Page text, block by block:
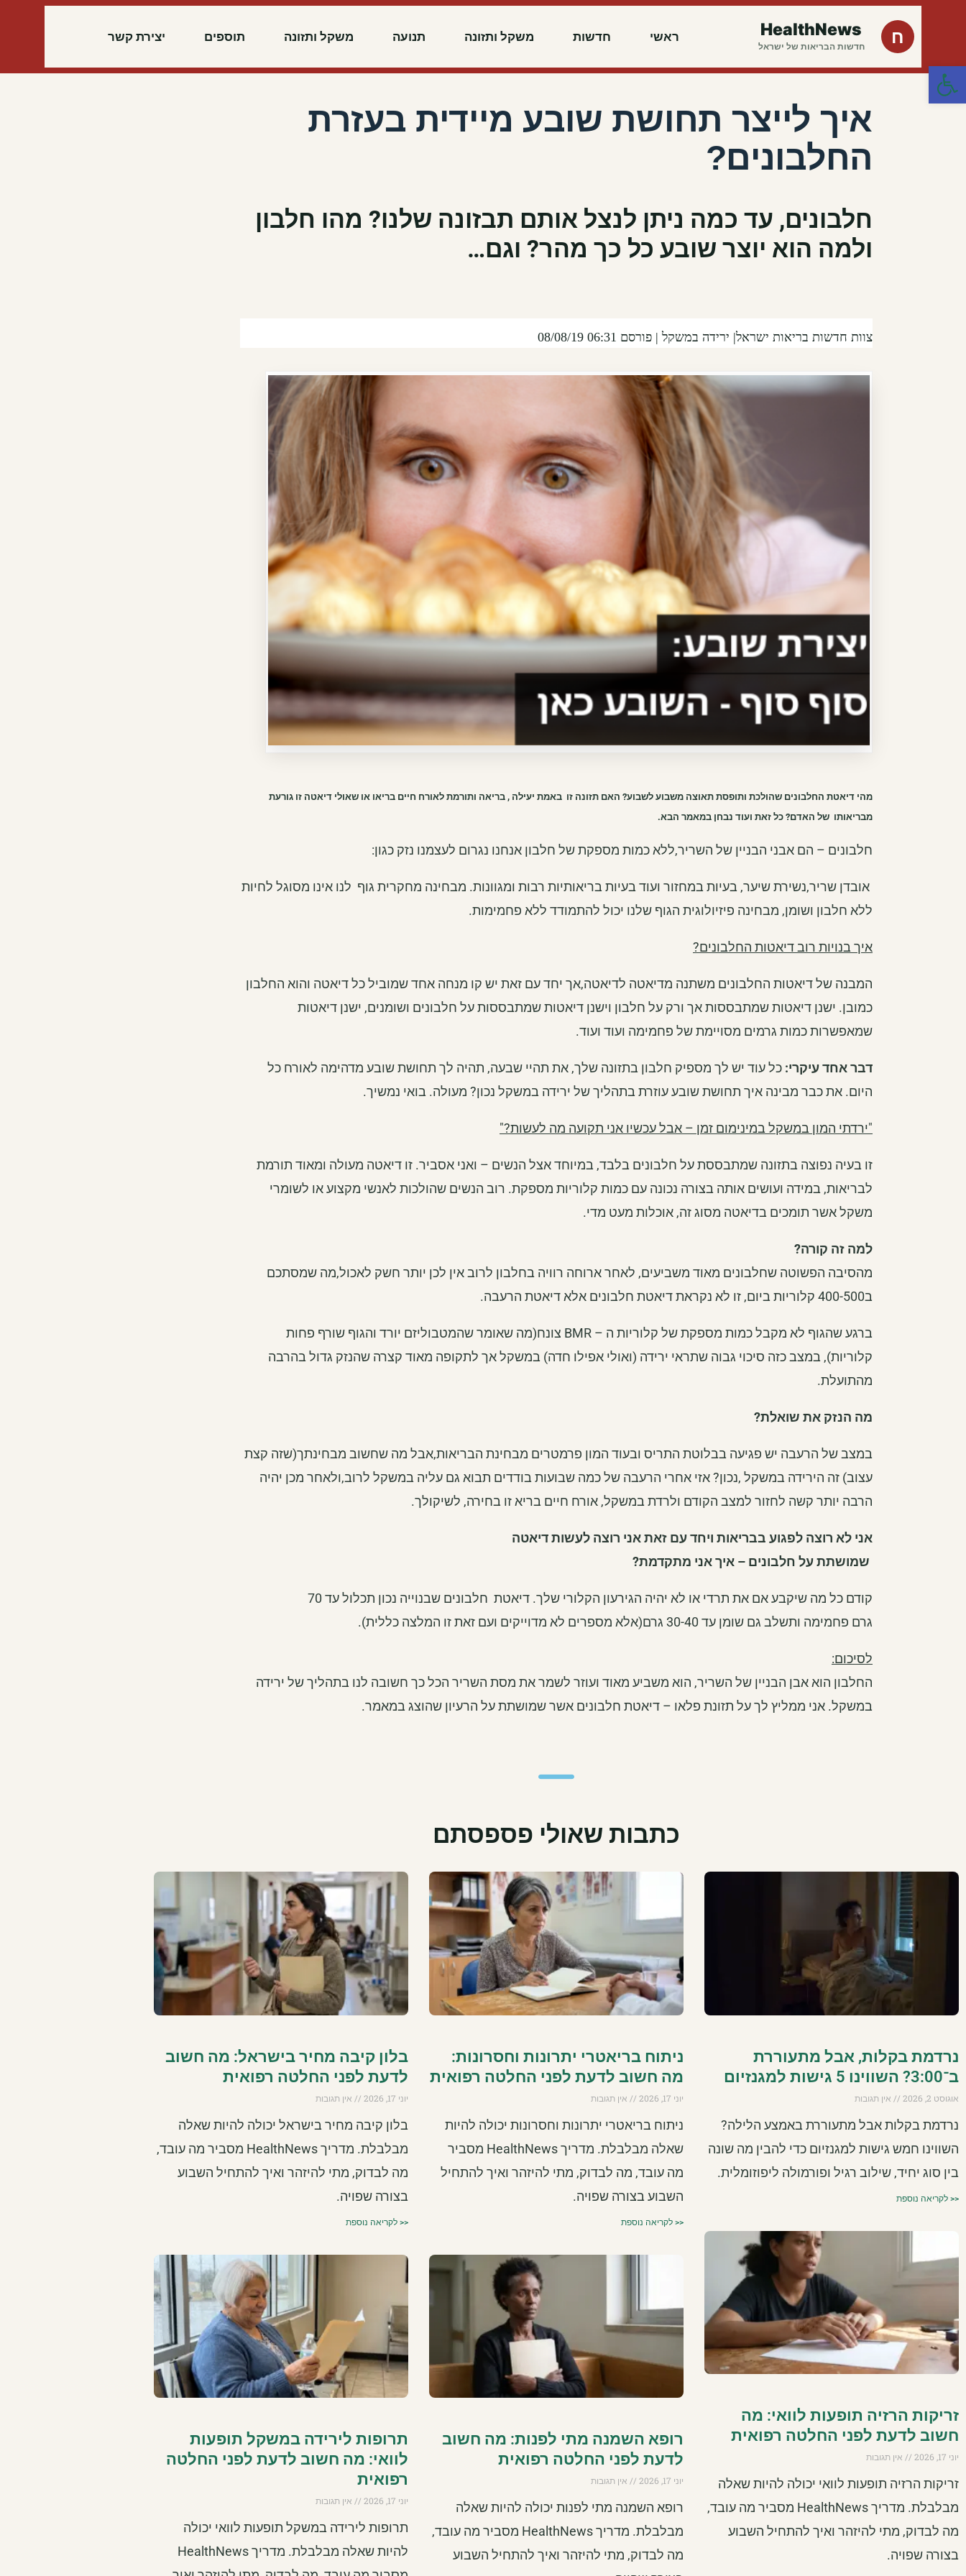
פתח סרגל נגישות
ראשי חדשות משקל ותזונה תנועה משקל ותזונה תוספים יצירת קשר ח HealthNews
חדשות הבריאות של ישראל
איך לייצר תחושת שובע מיידית בעזרת
החלבונים?
חלבונים, עד כמה ניתן לנצל אותם תבזונה שלנו? מהו חלבון
ולמה הוא יוצר שובע כל כך מהר? וגם…
צוות חדשות בריאות ישראל| ירידה במשקל | פורסם 08/08/19 06:31
מהי דיאטת החלבונים שהולכת ותופסת תאוצה משבוע לשבוע? האם תזונה זו באמת יעילה , בריאה ותורמת לאורח חיים בריאו או שאולי דיאטה זו גורעת
מבריאותו של האדם? כל זאת ועוד נבחן במאמר הבא.
חלבונים – הם אבני הבניין של השריר,ללא כמות מספקת של חלבון אנחנו נגרום לעצמנו נזק כגון:
אובדן שריר,נשירת שיער, בעיות במחזור ועוד בעיות בריאותיות רבות ומגוונות. מבחינה מחקרית גוף לנו אינו מסוגל לחיות
ללא חלבון ושומן, מבחינה פיזיולוגית הגוף שלנו יכול להתמודד ללא פחמימות.
איך בנויות רוב דיאטות החלבונים?
המבנה של דיאטות החלבונים משתנה מדיאטה לדיאטה,אך יחד עם זאת יש קו מנחה אחד שמוביל כל דיאטה והוא החלבון
כמובן. ישנן דיאטות שמתבססות אך ורק על חלבון וישנן דיאטות שמתבססות על חלבונים ושומנים, ישנן דיאטות
שמאפשרות כמות גרמים מסויימת של פחמימה ועוד ועוד.
דבר אחד עיקרי: כל עוד יש לך מספיק חלבון בתזונה שלך, את תהיי שבעה, תהיה לך תחושת שובע מדהימה לאורח כל
היום. את כבר מבינה איך תחושת שובע עוזרת בתהליך של ירידה במשקל נכון? מעולה. בואי נמשיך.
"ירדתי המון במשקל במינימום זמן – אבל עכשיו אני תקועה מה לעשות?"
זו בעיה נפוצה בתזונה שמתבססת על חלבונים בלבד, במיוחד אצל הנשים – ואני אסביר. זו דיאטה מעולה ומאוד תורמת
לבריאות, במידה ועושים אותה בצורה נכונה עם כמות קלוריות מספקת. רוב הנשים שהולכות לאנשי מקצוע או לשומרי
משקל אשר תומכים בדיאטה מסוג זה, אוכלות מעט מדי.
למה זה קורה?
מהסיבה הפשוטה שחלבונים מאוד משביעים, לאחר ארוחה רוויה בחלבון לרוב אין לכן יותר חשק לאכול,מה שמסתכם
ב400-500 קלוריות ביום, זו לא נקראת דיאטת חלבונים אלא דיאטת הרעבה.
ברגע שהגוף לא מקבל כמות מספקת של קלוריות ה – BMR צונח(מה שאומר שהמטבוליזם יורד והגוף שורף פחות
קלוריות), במצב כזה סיכוי גבוה שתראי ירידה (ואולי אפילו חדה) במשקל אך לתקופה מאוד קצרה שהנזק גדול בהרבה
מהתועלת.
מה הנזק את שואלת?
במצב של הרעבה יש פגיעה בבלוטת התריס ובעוד המון פרמטרים מבחינת הבריאות,אבל מה שחשוב מבחינתך(שזה קצת
עצוב) זה הירידה במשקל ,נכון? אזי אחרי הרעבה של כמה שבועות בודדים תבוא גם עליה במשקל לרוב,ולאחר מכן יהיה
הרבה יותר קשה לחזור למצב הקודם ולרדת במשקל, אורח חיים בריא זו בחירה, לשיקולך.
אני לא רוצה לפגוע בבריאות ויחד עם זאת אני רוצה לעשות דיאטה
שמושתת על חלבונים – איך אני מתקדמת?
קודם כל מה שיקבע אם את תרדי או לא יהיה הגירעון הקלורי שלך. דיאטת חלבונים שבנוייה נכון תכלול עד 70
גרם פחמימה ותשלב גם שומן עד 30-40 גרם(אלא מספרים לא מדוייקים ועם זאת זו המלצה כללית).
לסיכום:
החלבון הוא אבן הבניין של השריר, הוא משביע מאוד ועוזר לשמר את מסת השריר הכל כך חשובה לנו בתהליך של ירידה
במשקל. אני ממליץ לך על תזונת פלאו – דיאטת חלבונים אשר שמושתת על הרעיון שהוצג במאמר.
כתבות שאולי פספסתם
נרדמת בקלות, אבל מתעוררת
ב־3:00? השווינו 5 גישות למגנזיום
אוגוסט 2, 2026 אין תגובות
נרדמת בקלות אבל מתעוררת באמצע הלילה?
השווינו חמש גישות למגנזיום כדי להבין מה שונה
בין סוג יחיד, שילוב רגיל ופורמולה ליפוזומלית.
<< לקריאה נוספת
ניתוח בריאטרי יתרונות וחסרונות:
מה חשוב לדעת לפני החלטה רפואית
יוני 17, 2026 אין תגובות
ניתוח בריאטרי יתרונות וחסרונות יכולה להיות
שאלה מבלבלת. מדריך HealthNews מסביר
מה עובד, מה לבדוק, מתי להיזהר ואיך להתחיל
השבוע בצורה שפויה.
<< לקריאה נוספת
בלון קיבה מחיר בישראל: מה חשוב
לדעת לפני החלטה רפואית
יוני 17, 2026 אין תגובות
בלון קיבה מחיר בישראל יכולה להיות שאלה
מבלבלת. מדריך HealthNews מסביר מה עובד,
מה לבדוק, מתי להיזהר ואיך להתחיל השבוע
בצורה שפויה.
<< לקריאה נוספת
זריקות הרזיה תופעות לוואי: מה
חשוב לדעת לפני החלטה רפואית
יוני 17, 2026 אין תגובות
זריקות הרזיה תופעות לוואי יכולה להיות שאלה
מבלבלת. מדריך HealthNews מסביר מה עובד,
מה לבדוק, מתי להיזהר ואיך להתחיל השבוע
בצורה שפויה.
רופא השמנה מתי לפנות: מה חשוב
לדעת לפני החלטה רפואית
יוני 17, 2026 אין תגובות
רופא השמנה מתי לפנות יכולה להיות שאלה
מבלבלת. מדריך HealthNews מסביר מה עובד,
מה לבדוק, מתי להיזהר ואיך להתחיל השבוע
תרופות לירידה במשקל תופעות
לוואי: מה חשוב לדעת לפני החלטה
רפואית
יוני 17, 2026 אין תגובות
תרופות לירידה במשקל תופעות לוואי יכולה
להיות שאלה מבלבלת. מדריך HealthNews